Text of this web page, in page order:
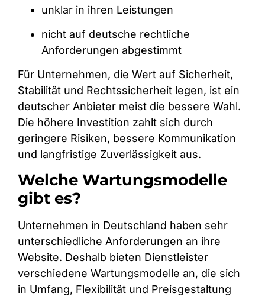
unklar in ihren Leistungen
nicht auf deutsche rechtliche
Anforderungen abgestimmt
Für Unternehmen, die Wert auf Sicherheit,
Stabilität und Rechtssicherheit legen, ist ein
deutscher Anbieter meist die bessere Wahl.
Die höhere Investition zahlt sich durch
geringere Risiken, bessere Kommunikation
und langfristige Zuverlässigkeit aus.
Welche Wartungsmodelle
gibt es?
Unternehmen in Deutschland haben sehr
unterschiedliche Anforderungen an ihre
Website. Deshalb bieten Dienstleister
verschiedene Wartungsmodelle an, die sich
in Umfang, Flexibilität und Preisgestaltung